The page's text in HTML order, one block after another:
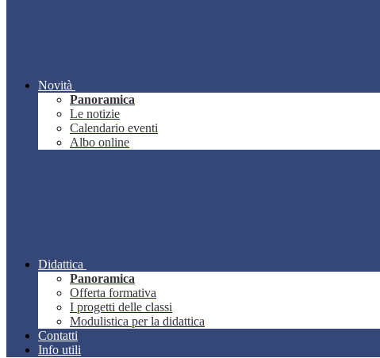
Novità
Panoramica
Le notizie
Calendario eventi
Albo online
Didattica
Panoramica
Offerta formativa
I progetti delle classi
Modulistica per la didattica
Contatti
Info utili